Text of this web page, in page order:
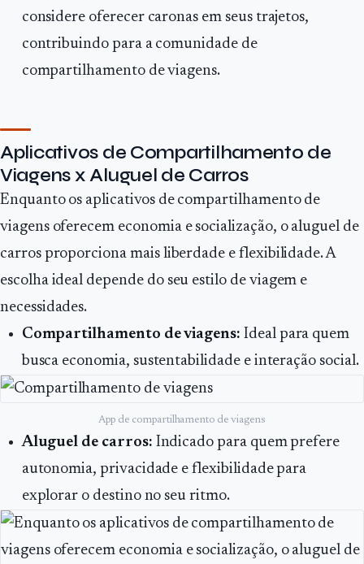
considere oferecer caronas em seus trajetos,
contribuindo para a comunidade de
compartilhamento de viagens.
Aplicativos de Compartilhamento de
Viagens x Aluguel de Carros
Enquanto os aplicativos de compartilhamento de
viagens oferecem economia e socialização, o aluguel de
carros proporciona mais liberdade e flexibilidade. A
escolha ideal depende do seu estilo de viagem e
necessidades.
Compartilhamento de viagens: Ideal para quem
busca economia, sustentabilidade e interação social.
App de compartilhamento de viagens
Aluguel de carros: Indicado para quem prefere
autonomia, privacidade e flexibilidade para
explorar o destino no seu ritmo.